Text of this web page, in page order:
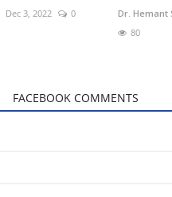
Dec 3, 2022
0
Dr. Hemant
80
FACEBOOK COMMENTS